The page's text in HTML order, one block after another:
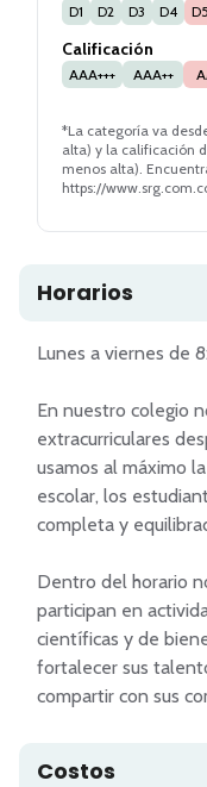
D1 D2 D3 D4 D5
Calificación
AAA+++ AAA++
*La categoría va
alta) y la calificación
menos alta).
https://
Horarios
Lunes a viernes de
En nuestro colegio
extracurriculares
usamos al máximo
escolar, los
completa y
Dentro del horario
participan en
científicas y de
fortalecer sus
compartir con sus
Costos